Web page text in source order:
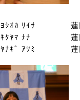
ﾖｼｵｶ ﾘｲｻ
ｷﾀﾔﾏ ﾅﾅ
ﾔﾅｷﾞ ｱﾂﾐ